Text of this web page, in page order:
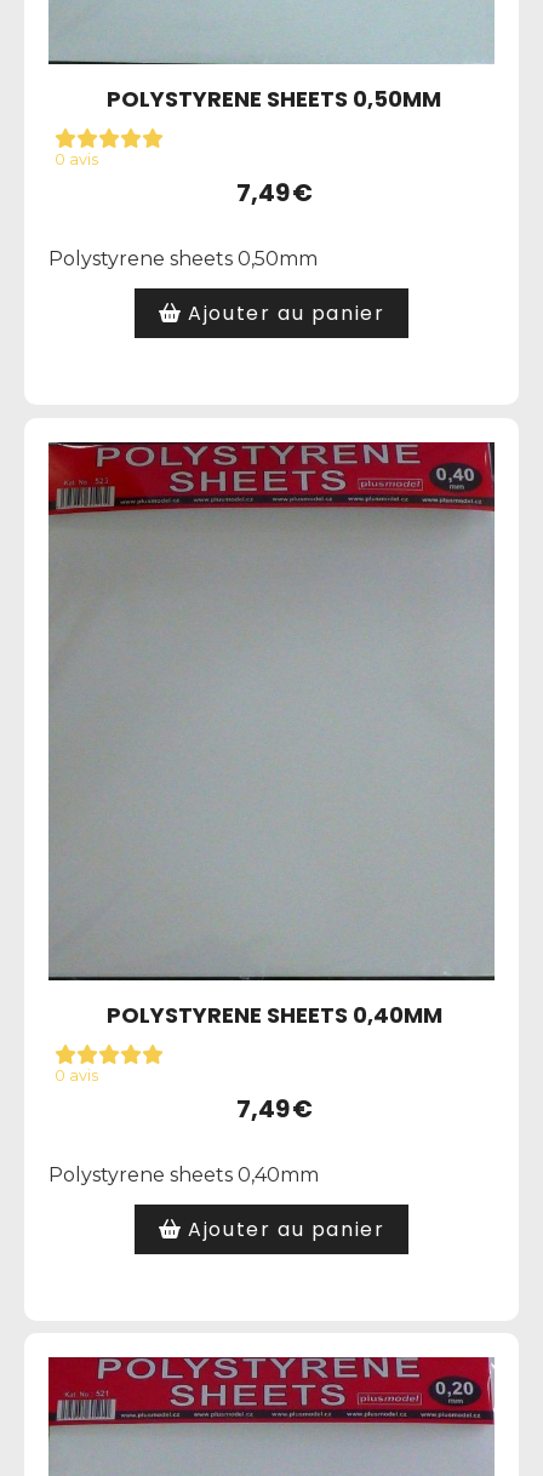
POLYSTYRENE SHEETS 0,50MM
0 avis
7,49€
Polystyrene sheets 0,50mm
Ajouter au panier
POLYSTYRENE SHEETS 0,40MM
0 avis
7,49€
Polystyrene sheets 0,40mm
Ajouter au panier